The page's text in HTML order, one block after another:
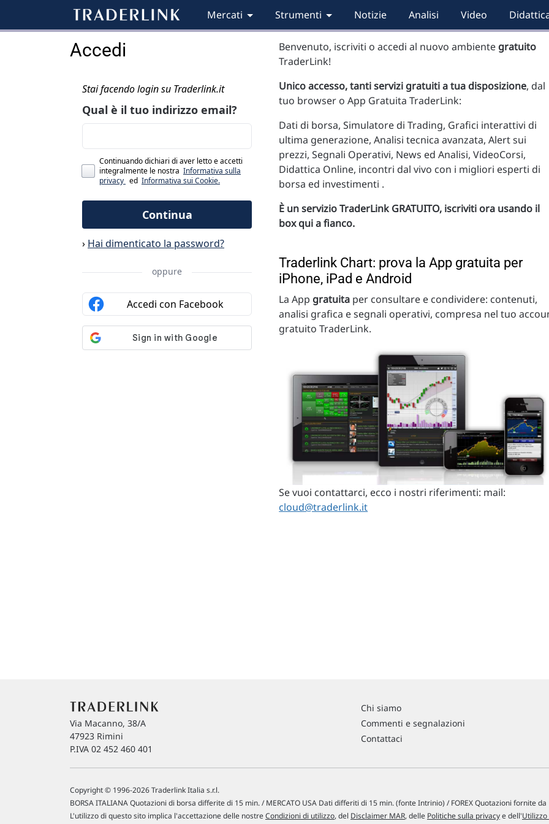
Mercati Strumenti Notizie Analisi Video
Accedi Benvenuto, iscriviti o accedi al nuovo ambiente gratuito
TraderLink!
Unico accesso, tanti servizi gratuiti a tua disposizione, dal
tuo browser o App Gratuita TraderLink:
Dati di borsa, Simulatore di Trading, Grafici interattivi di
ultima generazione, Analisi tecnica avanzata, Alert sui
prezzi, Segnali Operativi, News ed Analisi, VideoCorsi,
Didattica Online, incontri dal vivo con i migliori esperti di
borsa ed investimenti .
È un servizio TraderLink GRATUITO, iscriviti ora usando il
box qui a fianco.
Traderlink Chart: prova la App gratuita per
iPhone, iPad e Android
La App gratuita per consultare e condividere: contenuti,
analisi grafica e segnali operativi, compresa nel tuo
gratuito TraderLink.
Se vuoi contattarci, ecco i nostri riferimenti: mail:
cloud@traderlink.it
Via Macanno, 38/A
47923 Rimini
P.IVA 02 452 460 401
Chi siamo
Commenti e segnalazioni
Contattaci
Copyright © 1996-2026 Traderlink Italia s.r.l.
BORSA ITALIANA Quotazioni di borsa differite di 15 min. / MERCATO USA Dati differiti di 15 min. (fonte Intrinio) / FOREX Quotazioni fornite da
L'utilizzo di questo sito implica l'accettazione delle nostreCondizioni di utilizzo, del Disclaimer MAR, delle Politiche sulla privacye dell'